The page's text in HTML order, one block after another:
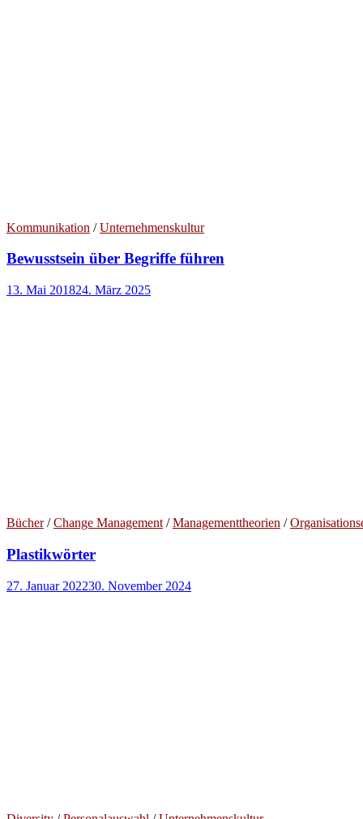
Kommunikation /Unternehmenskultur
Bewusstsein über Begriffe führen
13. Mai 201824. März 2025
Bücher/Change Management /Managementtheorien /
Plastikwörter
27. Januar 202230. November 2024